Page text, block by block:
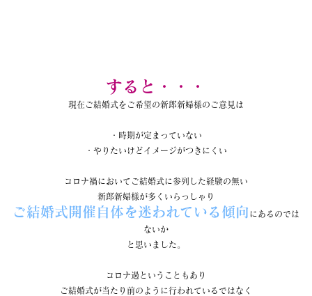
すると・・・
現在ご結婚式をご希望の新郎新婦様のご意見は
・時期が定まっていない
・やりたいけどイメージがつきにくい
コロナ禍においてご結婚式に参列した経験の無い
新郎新婦様が多くいらっしゃり
ご結婚式開催自体を迷われている傾向 にあるのでは
ないか
と思いました。
コロナ過ということもあり
ご結婚式が当たり前のように行われているではなく